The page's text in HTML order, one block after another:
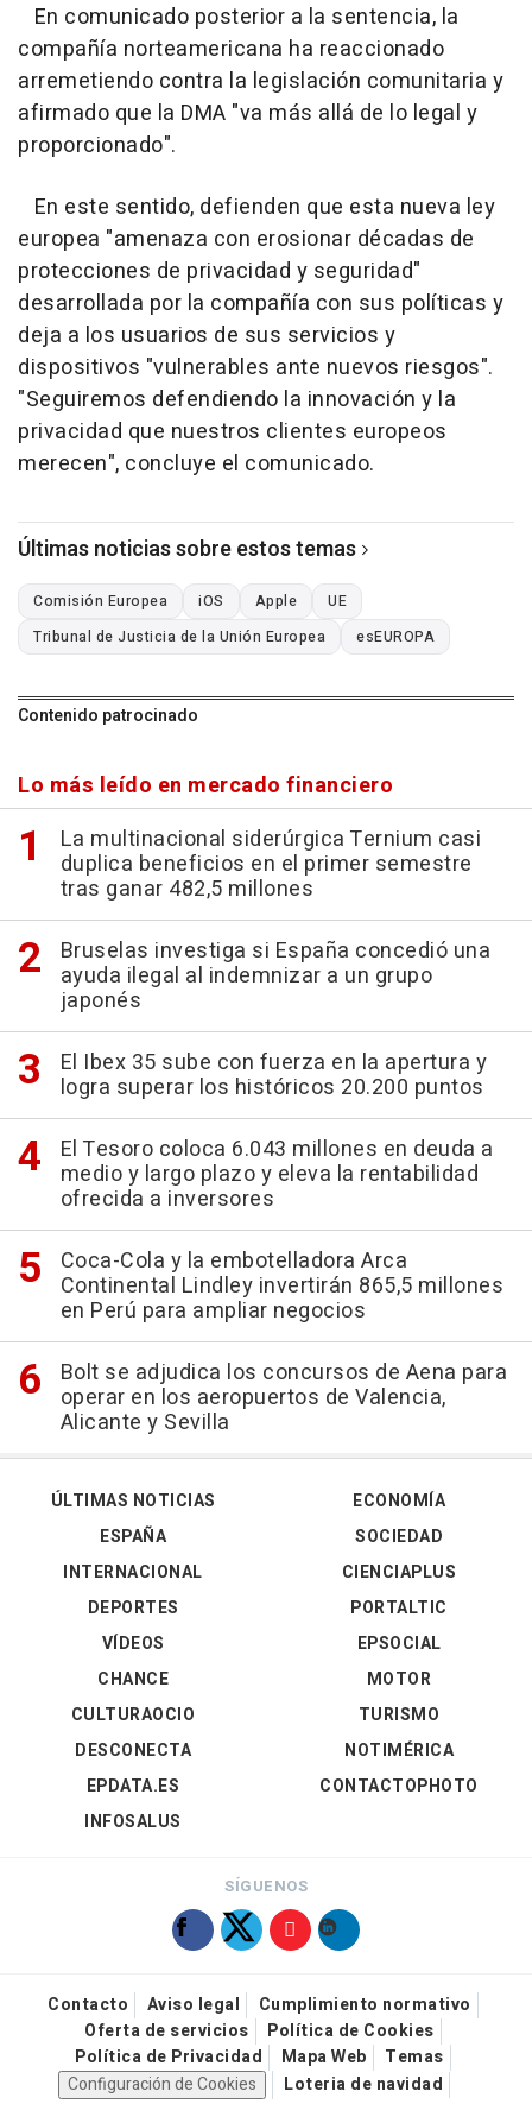
En comunicado posterior a la sentencia, la
compañía norteamericana ha reaccionado
arremetiendo contra la legislación comunitaria y
afirmado que la DMA "va más allá de lo legal y
proporcionado".
En este sentido, defienden que esta nueva ley
europea "amenaza con erosionar décadas de
protecciones de privacidad y seguridad"
desarrollada por la compañía con sus políticas y
deja a los usuarios de sus servicios y
dispositivos "vulnerables ante nuevos riesgos".
"Seguiremos defendiendo la innovación y la
privacidad que nuestros clientes europeos
merecen", concluye el comunicado.
Últimas noticias sobre estos temas
Comisión Europea iOS Apple
UE
Tribunal de Justicia de la Unión Europea
esEUROPA
Contenido patrocinado
Lo más leído en mercado financiero
La multinacional siderúrgica Ternium casi
duplica beneficios en el primer semestre
tras ganar 482,5 millones
Bruselas investiga si España concedió una
ayuda ilegal al indemnizar a un grupo
japonés
El Ibex 35 sube con fuerza en la apertura y
logra superar los históricos 20.200 puntos
El Tesoro coloca 6.043 millones en deuda a
medio y largo plazo y eleva la rentabilidad
ofrecida a inversores
Coca-Cola y la embotelladora Arca
Continental Lindley invertirán 865,5 millones
en Perú para ampliar negocios
Bolt se adjudica los concursos de Aena para
operar en los aeropuertos de Valencia,
Alicante y Sevilla
ÚLTIMAS NOTICIAS
ESPAÑA
INTERNACIONAL
DEPORTES
VÍDEOS
ECONOMÍA
SOCIEDAD
CIENCIAPLUS
PORTALTIC
EPSOCIAL
CHANCE
CULTURAOCIO
DESCONECTA
EPDATA.ES
INFOSALUS
MOTOR
TURISMO
NOTIMÉRICA
CONTACTOPHOTO
SÍGUENOS
Contacto Aviso legal
Cumplimiento normativo
Oferta de servicios
Política de Cookies
Política de Privacidad
Mapa Web
Temas
Configuración de Cookies
Loteria de navidad